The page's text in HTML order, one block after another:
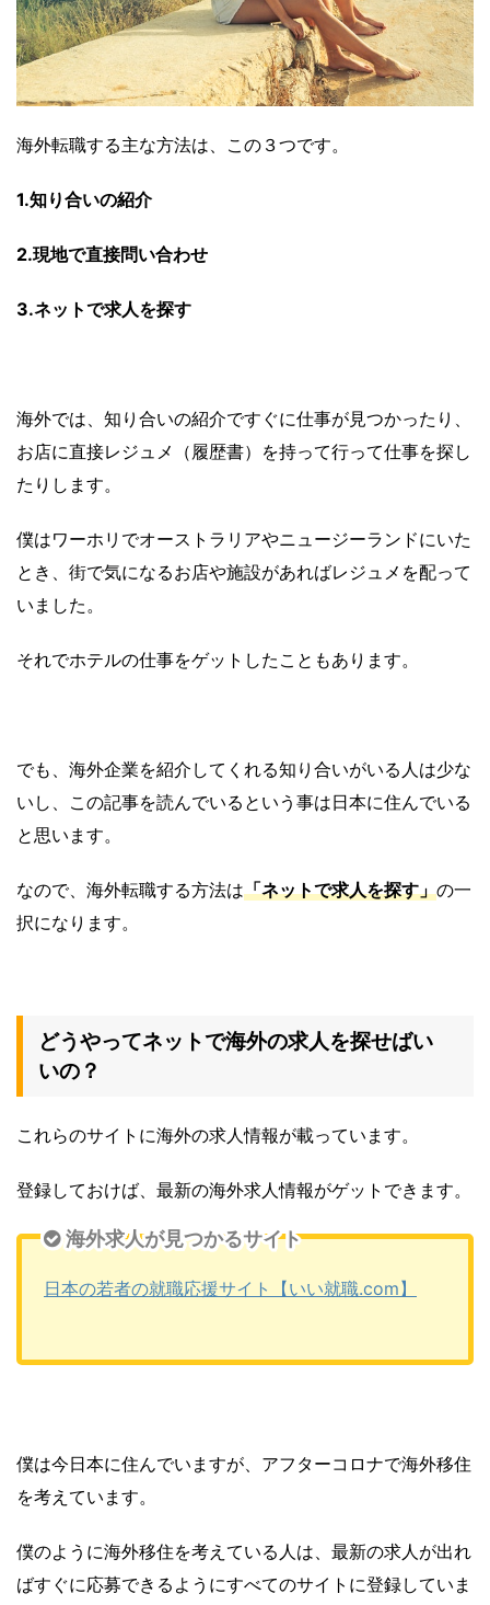
海外転職する主な方法は、この３つです。
1.知り合いの紹介
2.現地で直接問い合わせ
3.ネットで求人を探す
海外では、知り合いの紹介ですぐに仕事が見つかったり、
お店に直接レジュメ（履歴書）を持って行って仕事を探し
たりします。
僕はワーホリでオーストラリアやニュージーランドにいた
とき、街で気になるお店や施設があればレジュメを配って
いました。
それでホテルの仕事をゲットしたこともあります。
でも、海外企業を紹介してくれる知り合いがいる人は少な
いし、この記事を読んでいるという事は日本に住んでいる
と思います。
なので、海外転職する方法は「ネットで求人を探す」の一
択になります。
どうやってネットで海外の求人を探せばい
いの？
これらのサイトに海外の求人情報が載っています。
登録しておけば、最新の海外求人情報がゲットできます。
海外求人が見つかるサイト
日本の若者の就職応援サイト【いい就職.com】
僕は今日本に住んでいますが、アフターコロナで海外移住
を考えています。
僕のように海外移住を考えている人は、最新の求人が出れ
ばすぐに応募できるようにすべてのサイトに登録していま